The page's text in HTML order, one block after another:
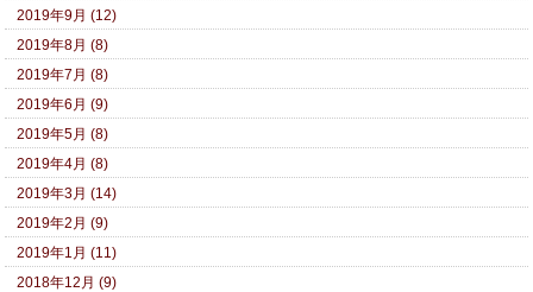
2019年9月 (12)
2019年8月 (8)
2019年7月 (8)
2019年6月 (9)
2019年5月 (8)
2019年4月 (8)
2019年3月 (14)
2019年2月 (9)
2019年1月 (11)
2018年12月 (9)